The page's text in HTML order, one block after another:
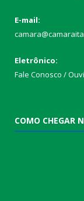
E-mail:
Eletrônico:
Fale Conosco /
COMO CHEGAR